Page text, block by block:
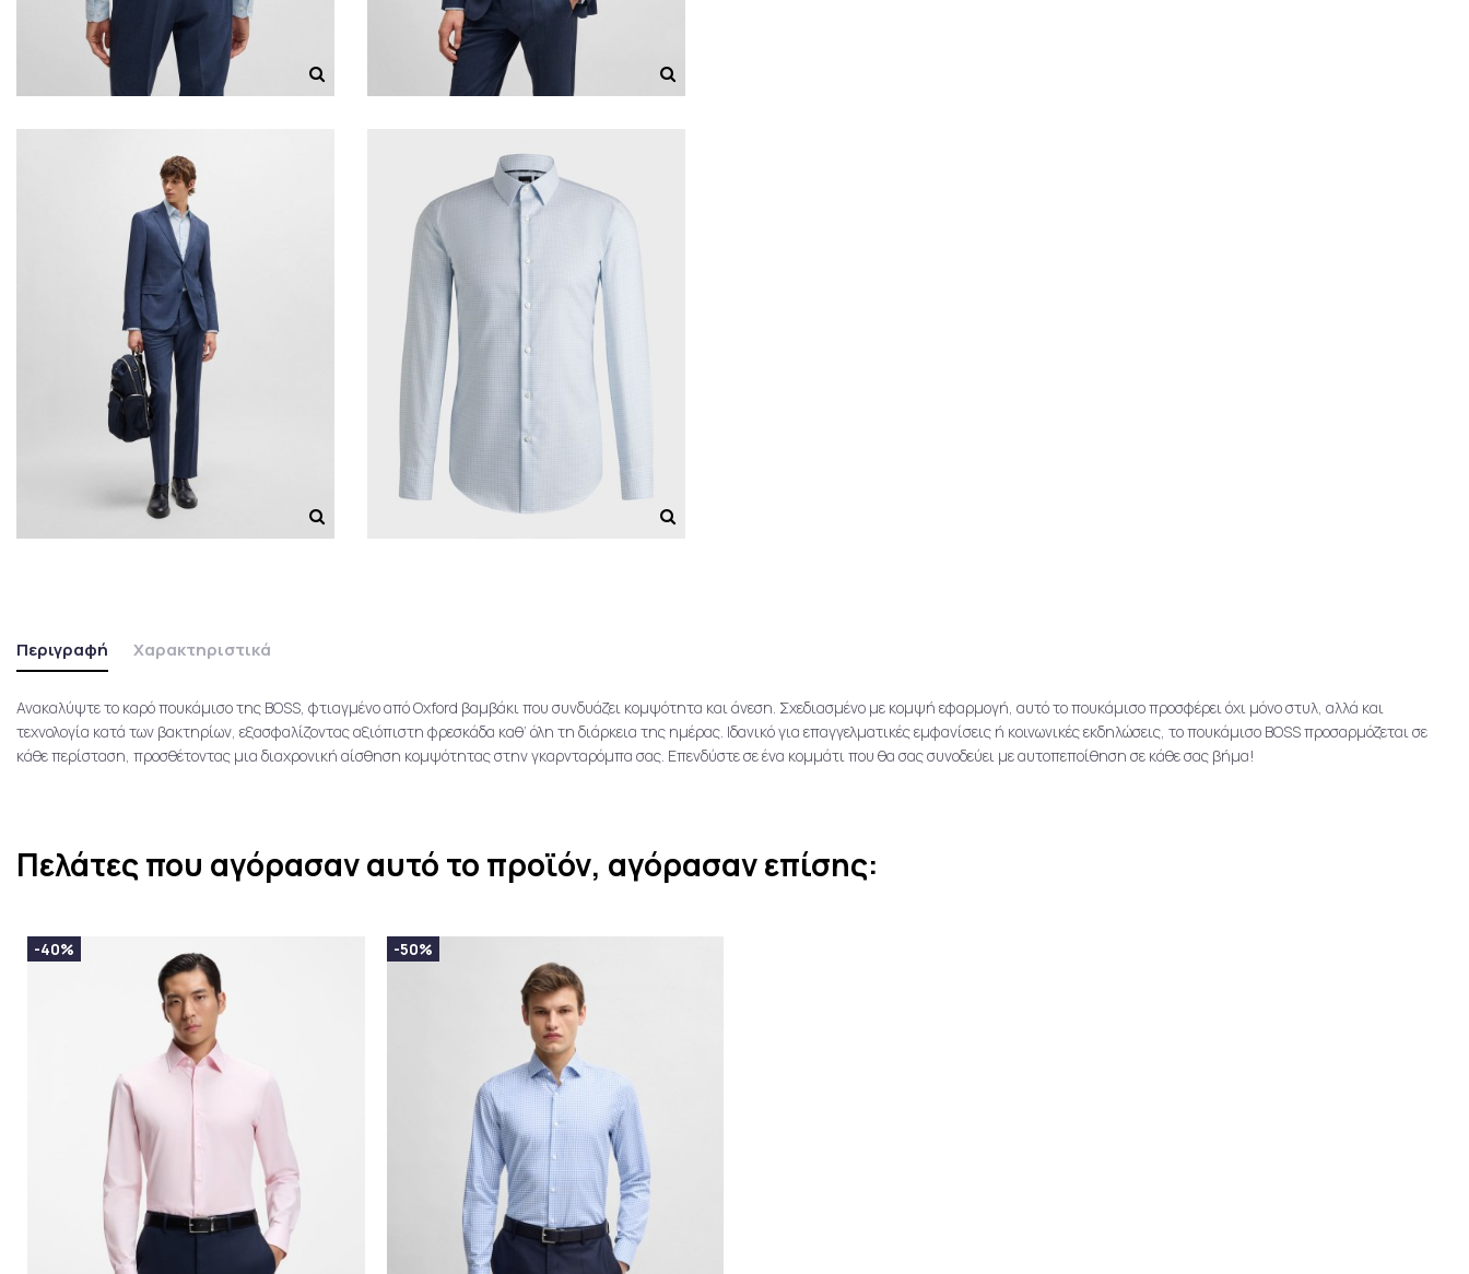
Περιγραφή Χαρακτηριστικά
Ανακαλύψτε το καρό πουκάμισο της BOSS, φτιαγμένο από Oxford βαμβάκι που συνδυάζει κομψότητα και άνεση. Σχεδιασμένο με κομψή εφαρμογή, αυτό το πουκάμισο προσφέρει όχι μόνο στυλ, αλλά και
τεχνολογία κατά των βακτηρίων, εξασφαλίζοντας αξιόπιστη φρεσκάδα καθ’ όλη τη διάρκεια της ημέρας. Ιδανικό για επαγγελματικές εμφανίσεις ή κοινωνικές εκδηλώσεις, το πουκάμισο BOSS προσαρμόζεται σε
κάθε περίσταση, προσθέτοντας μια διαχρονική αίσθηση κομψότητας στην γκαρνταρόμπα σας. Επενδύστε σε ένα κομμάτι που θα σας συνοδεύει με αυτοπεποίθηση σε κάθε σας βήμα!
Πελάτες που αγόρασαν αυτό το προϊόν, αγόρασαν επίσης:
-40% -50%